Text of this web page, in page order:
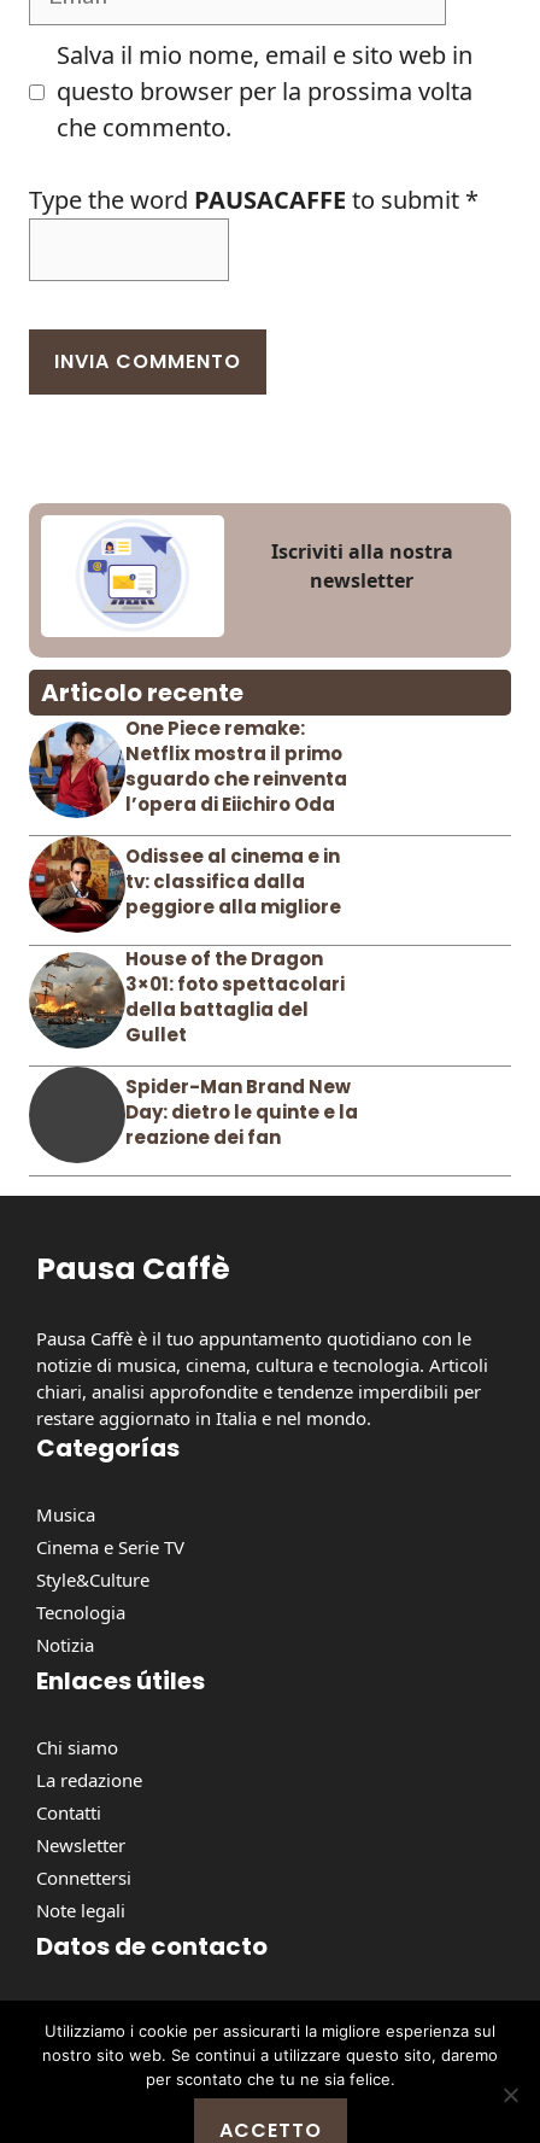
Salva il mio nome, email e sito web in
questo browser per la prossima volta
che commento.
Type the word PAUSACAFFE to submit *
Iscriviti alla nostra
newsletter
Articolo recente
One Piece remake:
Netflix mostra il primo
sguardo che reinventa
l’opera di Eiichiro Oda
Odissee al cinema e in
tv: classifica dalla
peggiore alla migliore
House of the Dragon
3×01: foto spettacolari
della battaglia del
Gullet
Spider-Man Brand New
Day: dietro le quinte e la
reazione dei fan
Pausa Caffè
Pausa Caffè è il tuo appuntamento quotidiano con le
notizie di musica, cinema, cultura e tecnologia. Articoli
chiari, analisi approfondite e tendenze imperdibili per
restare aggiornato in Italia e nel mondo.
Categorías
Musica
Cinema e Serie TV
Style&Culture
Tecnologia
Notizia
Enlaces útiles
Chi siamo
La redazione
Contatti
Newsletter
Connettersi
Note legali
Datos de contacto
contact@pausacaffe.net
+39 06 9453 2781
Utilizziamo i cookie per assicurarti la migliore esperienza sul
nostro sito web. Se continui a utilizzare questo sito, daremo
per scontato che tu ne sia felice.
ACCETTO